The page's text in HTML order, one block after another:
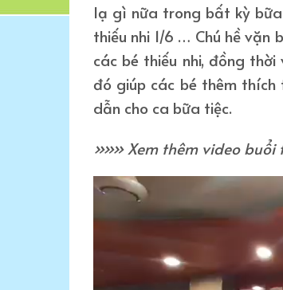
lạ gì nữa trong bất kỳ
thiếu nhi 1/6 … Chú hề
các bé thiếu nhi, đồng
đó giúp các bé thêm
dẫn cho ca bữa tiệc.
»»» Xem thêm video buổi
Trình
Video